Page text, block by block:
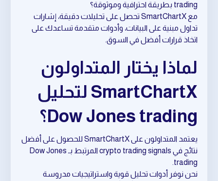
trading بطريقة احترافية وموثوقة؟
مع SmartChartX تحصل على تحليلات دقيقة، إشارات
تداول مبنية على البيانات، وأدوات متقدمة تساعدك على
اتخاذ قرارات أفضل في السوق.
لماذا يختار المتداولون
SmartChartX لتحليل
Dow Jones trading؟
يعتمد المتداولون على SmartChartX للحصول على أفضل
نتائج في crypto trading signals المرتبط بـ Dow Jones
trading.
نحن نوفر أدوات تحليل قوية واستراتيجيات مدروسة